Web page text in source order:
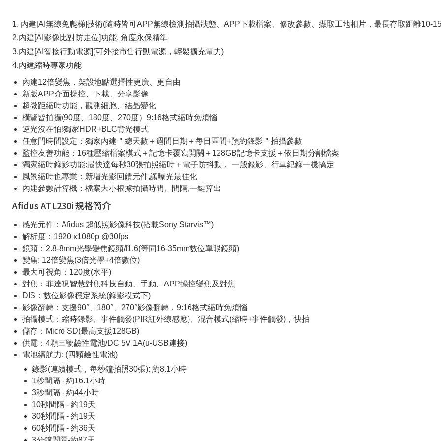
1. 內建[AI無線免爬梯]技術(隨時皆可APP無線檢測拍攝狀態、APP下載檔案、修改參數、擷取工地相片，最長存取距離10-
2.內建[AI影像比對防走位]功能, 角度永保精準
3.內建[AI智接行動電源](可外接市售行動電源，輕鬆擴充電力)
4.內建縮時專家功能
內建12倍變焦，架設地點選擇性更廣、更自由
新版APP介面操控、下載、分享影像
超微距縮時功能，觀測細胞、結晶變化
橫豎皆拍攝(90度、180度、270度）9:16格式縮時免煩惱
逆光沒在怕!獨家HDR+BLC背光模式
任意門時間設定：獨家內建＂總天數＋週間日期＋每日區間+預約錄影＂拍攝參數
監控友善功能：16種壓縮檔案模式＋記憶卡覆寫開關＋128GB記憶卡支援＋依日期分割檔案
獨家縮時錄影功能:最快達每秒30張拍照縮時＋電子防抖動， 一般錄影、行車紀錄一機搞定
風景縮時也專業：新增光影回饋元件,讓曝光最佳化
內建參數計算機：檔案大小根據拍攝時間、間隔,一鍵算出
Afidus ATL230i 規格簡介
感光元件：Afidus 超低照影像科技(搭載Sony Starvis™)
解析度：1920 x1080p @30fps
鏡頭：2.8-8mm光學變焦鏡頭/f1.6(等同16-35mm數位單眼鏡頭)
變焦: 12倍變焦(3倍光學+4倍數位)
最大可視角：120度(水平)
對焦：菲達視智慧對焦科技自動、手動、APP操控變焦及對焦
DIS：數位影像穩定系統(錄影模式下)
影像翻轉：支援90°、180°、270°影像翻轉，9:16格式縮時免煩惱
拍攝模式：縮時錄影、事件觸發(PIR紅外線感應)、混合模式(縮時+事件觸發)，快拍
儲存：Micro SD(最高支援128GB)
供電：4顆三號鹼性電池/DC 5V 1A(u-USB連接)
電池續航力: (四顆鹼性電池)
錄影(連續模式，每秒鐘拍照30張): 約8.1小時
1秒間隔 - 約16.1小時
3秒間隔 - 約44小時
10秒間隔 - 約19天
30秒間隔 - 約19天
60秒間隔 - 約36天